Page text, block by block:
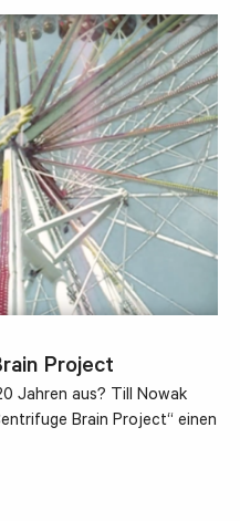
Project
Jahren aus? Till Nowak
Brain Project“ einen